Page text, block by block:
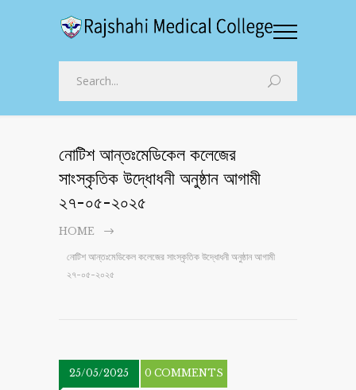
নোটিশ আন্তঃমেডিকেল কলেজের
সাংস্কৃতিক উদ্ধোধনী অনুষ্ঠান আগামী
২৭-০৫-২০২৫
HOME
নোটিশ আন্তঃমেডিকেল কলেজের সাংস্কৃতিক উদ্ধোধনী অনুষ্ঠান আগামী
২৭-০৫-২০২৫
25/05/2025 0 COMMENTS